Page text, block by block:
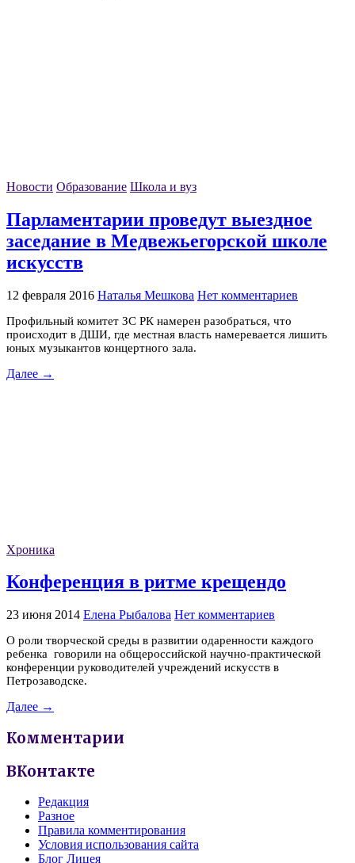
Новости Образование Школа и вуз
Парламентарии проведут выездное
заседание в Медвежьегорской школе
искусств
12 февраля 2016 Наталья Мешкова Нет комментариев
Профильный комитет ЗС РК намерен разобраться, что
происходит в ДШИ, где местная власть намеревается лишить
юных музыкантов концертного зала.
Далее →
Хроника
Конференция в ритме крещендо
23 июня 2014 Елена Рыбалова Нет комментариев
О роли творческой среды в развитии одаренности каждого
ребенка говорили на общероссийской научно-практической
конференции руководителей учреждений искусств в
Петрозаводске.
Далее →
Комментарии
ВКонтакте
Редакция
Разное
Правила комментирования
Условия использования сайта
Блог Лицея